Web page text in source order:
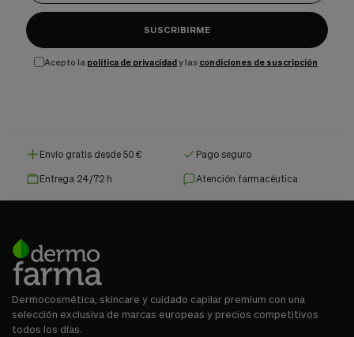
SUSCRIBIRME
Acepto la política de privacidady las condiciones de suscripción
Envío gratis desde 50 € Pago seguro
Entrega 24/72 h Atención farmacéutica
Dermocosmética, skincare y cuidado capilar premium con una
selección exclusiva de marcas europeas y precios competitivos
todos los días.